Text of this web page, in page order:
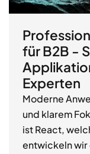
für B2B -
Experten
Moderne
und klarem
ist React,
entwickeln